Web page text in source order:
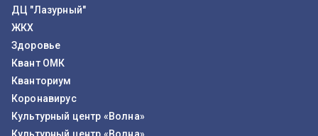
ДЦ "Лазурный"
ЖКХ
Здоровье
Квант ОМК
Кванториум
Коронавирус
Культурный центр «Волна»